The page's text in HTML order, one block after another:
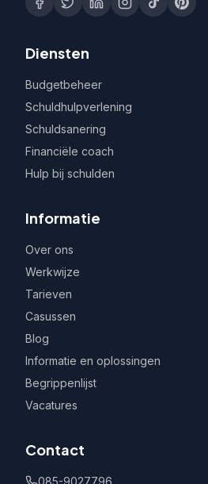
Diensten
Budgetbeheer
Schuldhulpverlening
Schuldsanering
Financiële coach
Hulp bij schulden
Informatie
Over ons
Werkwijze
Tarieven
Casussen
Blog
Informatie en oplossingen
Begrippenlijst
Vacatures
Contact
085-9027796